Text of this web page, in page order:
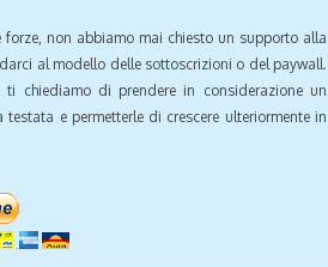
non abbiamo mai chiesto un supporto alla
al modello delle sottoscrizioni o del paywall.
chiediamo di prendere in considerazione un
e permetterle di crescere ulteriormente in